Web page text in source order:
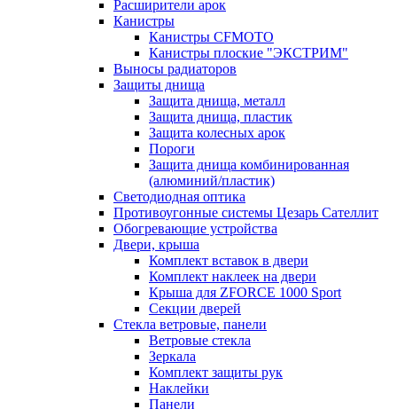
Расширители арок
Канистры
Канистры CFMOTO
Канистры плоские "ЭКСТРИМ"
Выносы радиаторов
Защиты днища
Защита днища, металл
Защита днища, пластик
Защита колесных арок
Пороги
Защита днища комбинированная
(алюминий/пластик)
Светодиодная оптика
Противоугонные системы Цезарь Сателлит
Обогревающие устройства
Двери, крыша
Комплект вставок в двери
Комплект наклеек на двери
Крыша для ZFORCE 1000 Sport
Секции дверей
Стекла ветровые, панели
Ветровые стекла
Зеркала
Комплект защиты рук
Наклейки
Панели